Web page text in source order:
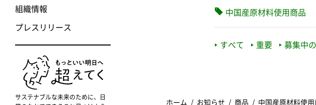
組織情報
プレスリリース
サステナブルな未来のために、日
中国産原材料使用商品
すべて 重要 募集中
ホーム お知らせ 商品 中国産原材料使